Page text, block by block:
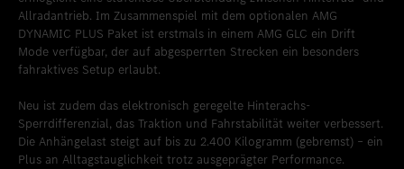
Allradantrieb. Im Zusammenspiel mit dem optionalen AMG
DYNAMIC PLUS Paket ist erstmals in einem AMG GLC ein Drift
Mode verfügbar, der auf abgesperrten Strecken ein besonders
fahraktives Setup erlaubt.
Neu ist zudem das elektronisch geregelte Hinterachs-
Sperrdifferenzial, das Traktion und Fahrstabilität weiter verbessert.
Die Anhängelast steigt auf bis zu 2.400 Kilogramm (gebremst) – ein
Plus an Alltagstauglichkeit trotz ausgeprägter Performance.